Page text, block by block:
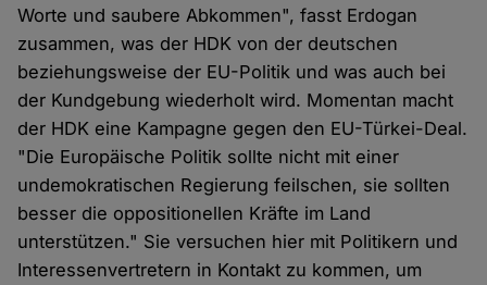
Worte und saubere Abkommen", fasst Erdogan
zusammen, was der HDK von der deutschen
beziehungsweise der EU-Politik und was auch bei
der Kundgebung wiederholt wird. Momentan macht
der HDK eine Kampagne gegen den EU-Türkei-Deal.
"Die Europäische Politik sollte nicht mit einer
undemokratischen Regierung feilschen, sie sollten
besser die oppositionellen Kräfte im Land
unterstützen." Sie versuchen hier mit Politikern und
Interessenvertretern in Kontakt zu kommen, um